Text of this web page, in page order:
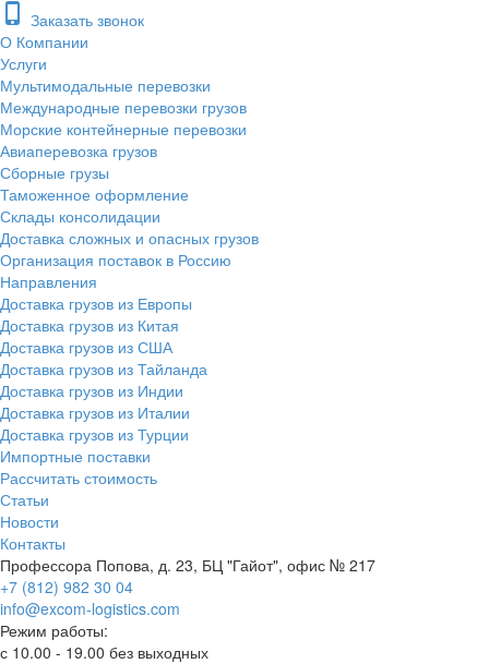
phone_iphone Заказать звонок
О Компании
Услуги
Мультимодальные перевозки
Международные перевозки грузов
Морские контейнерные перевозки
Авиаперевозка грузов
Сборные грузы
Таможенное оформление
Склады консолидации
Доставка сложных и опасных грузов
Организация поставок в Россию
Направления
Доставка грузов из Европы
Доставка грузов из Китая
Доставка грузов из США
Доставка грузов из Тайланда
Доставка грузов из Индии
Доставка грузов из Италии
Доставка грузов из Турции
Импортные поставки
Рассчитать стоимость
Статьи
Новости
Контакты
Профессора Попова, д. 23, БЦ "Гайот", офис № 217
+7 (812) 982 30 04
info@excom-logistics.com
Режим работы:
с 10.00 - 19.00 без выходных